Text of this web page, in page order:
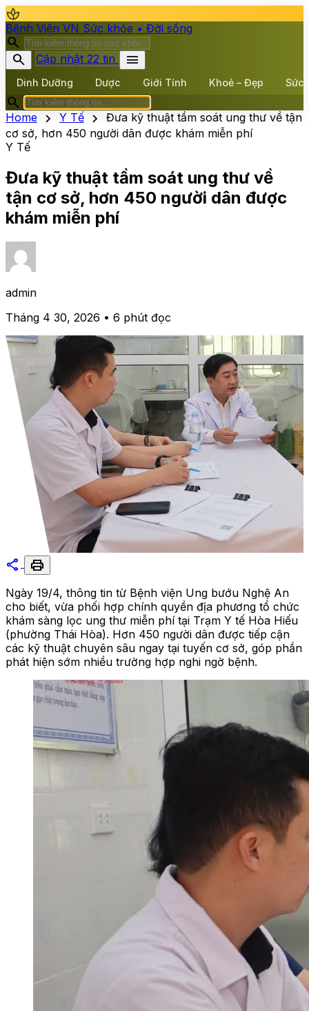
spa
Bệnh Viện VN Sức khỏe • Đời sống
search
search
Cập nhật 22 tin menu
Dinh Dưỡng Dược Giới Tính Khoẻ – Đẹp Sức
search
Home chevron_right Y Tế chevron_right
Đưa kỹ thuật tầm soát ung thư về tận
cơ sở, hơn 450 người dân được khám miễn phí
Y Tế
Đưa kỹ thuật tầm soát ung thư về
tận cơ sở, hơn 450 người dân được
khám miễn phí
admin
Tháng 4 30, 2026 • 6 phút đọc
share print
Ngày 19/4, thông tin từ Bệnh viện Ung bướu Nghệ An
cho biết, vừa phối hợp chính quyền địa phương tổ chức
khám sàng lọc ung thư miễn phí tại Trạm Y tế Hòa Hiếu
(phường Thái Hòa). Hơn 450 người dân được tiếp cận
các kỹ thuật chuyên sâu ngay tại tuyến cơ sở, góp phần
phát hiện sớm nhiều trường hợp nghi ngờ bệnh.